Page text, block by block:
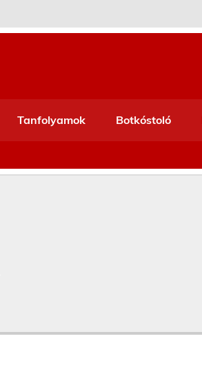
Tanfolyamok Botkóstoló